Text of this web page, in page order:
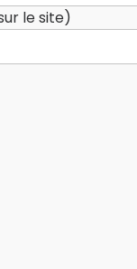
le site)